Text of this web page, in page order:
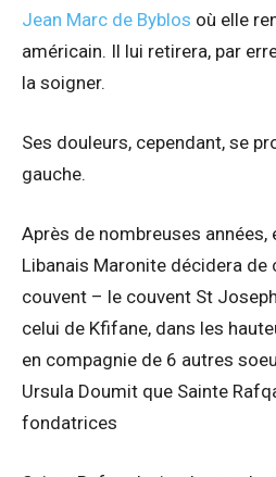
Jean Marc de Byblos où elle
américain. Il lui retirera, par
la soigner.
Ses douleurs, cependant, se
gauche.
Après de nombreuses années,
Libanais Maronite décidera de
couvent – le couvent St
celui de Kfifane, dans les
en compagnie de 6 autres
Ursula Doumit que Sainte
fondatrices